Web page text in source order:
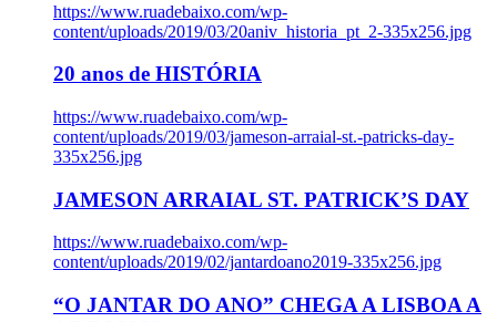
https://www.ruadebaixo.com/wp-
content/uploads/2019/03/20aniv_historia_pt_2-335x256.jpg
20 anos de HISTÓRIA
https://www.ruadebaixo.com/wp-
content/uploads/2019/03/jameson-arraial-st.-patricks-day-
335x256.jpg
JAMESON ARRAIAL ST. PATRICK’S DAY
https://www.ruadebaixo.com/wp-
content/uploads/2019/02/jantardoano2019-335x256.jpg
“O JANTAR DO ANO” CHEGA A LISBOA A